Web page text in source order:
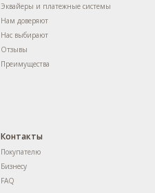
Эквайеры и платежные системы
Нам доверяют
Нас выбирают
Отзывы
Преимущества
Контакты
Покупателю
Бизнесу
FAQ